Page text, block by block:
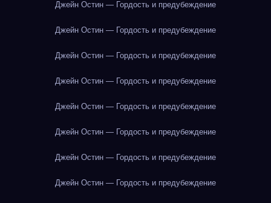
Джейн Остин — Гордость и предубеждение
Джейн Остин — Гордость и предубеждение
Джейн Остин — Гордость и предубеждение
Джейн Остин — Гордость и предубеждение
Джейн Остин — Гордость и предубеждение
Джейн Остин — Гордость и предубеждение
Джейн Остин — Гордость и предубеждение
Джейн Остин — Гордость и предубеждение